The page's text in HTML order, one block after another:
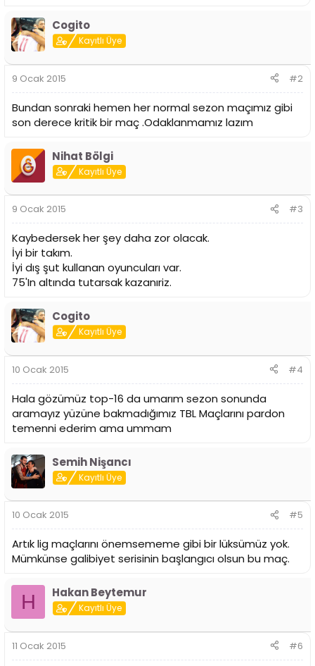
Cogito
Kayıtlı Üye
9 Ocak 2015 #2
Bundan sonraki hemen her normal sezon maçımız gibi
son derece kritik bir maç .Odaklanmamız lazım
Nihat Bölgi
Kayıtlı Üye
9 Ocak 2015 #3
Kaybedersek her şey daha zor olacak.
İyi bir takım.
İyi dış şut kullanan oyuncuları var.
75'In altında tutarsak kazanıriz.
Cogito
Kayıtlı Üye
10 Ocak 2015 #4
Hala gözümüz top-16 da umarım sezon sonunda
aramayız yüzüne bakmadığımız TBL Maçlarını pardon
temenni ederim ama ummam
Semih Nişancı
Kayıtlı Üye
10 Ocak 2015 #5
Artık lig maçlarını önemsememe gibi bir lüksümüz yok.
Mümkünse galibiyet serisinin başlangıcı olsun bu maç.
H Hakan Beytemur
Kayıtlı Üye
11 Ocak 2015 #6